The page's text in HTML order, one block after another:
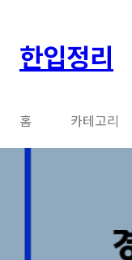
한입정리
홈 카테고리